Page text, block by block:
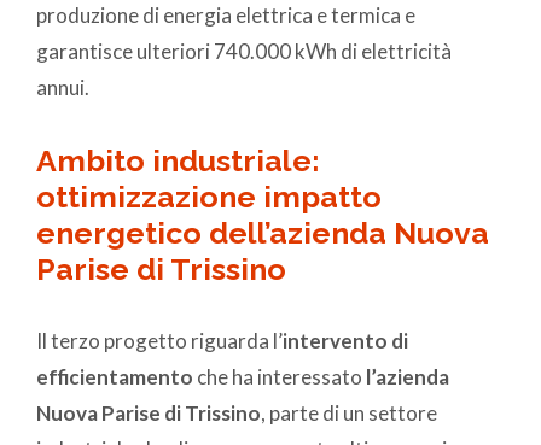
produzione di energia elettrica e termica e
garantisce ulteriori 740.000 kWh di elettricità
annui.
Ambito industriale:
ottimizzazione impatto
energetico dell’azienda Nuova
Parise di Trissino
Il terzo progetto riguarda l’intervento di
efficientamento che ha interessato l’azienda
Nuova Parise di Trissino, parte di un settore